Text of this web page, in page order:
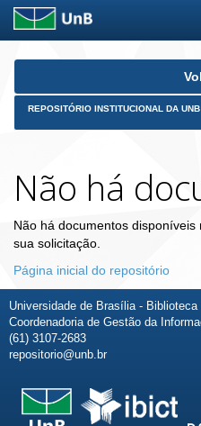
Skip
REPOSITÓRIO INSTITUCIONAL DA UNB
Não há
Não há documentos
sua solicitação.
Página inicial do repositório
Universidade de Brasília - Biblioteca
Coordenadoria de Gestão da
(61) 3107-2683
repositorio@unb.br